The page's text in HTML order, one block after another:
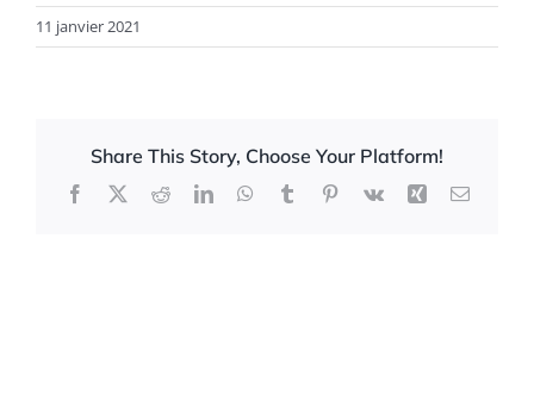
11 janvier 2021
Share This Story, Choose Your Platform!
Facebook
X RedditLinkedInWhatsApp
TumblrPinterest
Vk Xing Email